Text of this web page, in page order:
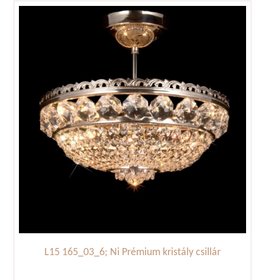
L15 165_03_6; Ni Prémium kristály csillár